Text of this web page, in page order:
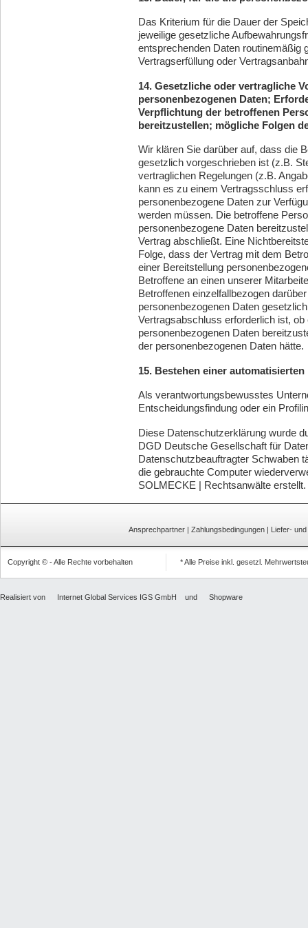
Das Kriterium für die Dauer der
jeweilige gesetzliche
entsprechenden Daten routinemäßig
Vertragserfüllung oder
14. Gesetzliche oder vertragliche
personenbezogenen Daten;
Verpflichtung der betroffenen
bereitzustellen; mögliche Folgen
Wir klären Sie darüber auf, dass die
gesetzlich vorgeschrieben ist (z.B.
vertraglichen Regelungen (z.B.
kann es zu einem Vertragsschluss
personenbezogene Daten zur
werden müssen. Die betroffene
personenbezogene Daten
Vertrag abschließt. Eine
Folge, dass der Vertrag mit dem
einer Bereitstellung
Betroffene an einen unserer
Betroffenen einzelfallbezogen
personenbezogenen Daten
Vertragsabschluss erforderlich ist,
personenbezogenen Daten
der personenbezogenen Daten hätte.
15. Bestehen einer
Als verantwortungsbewusstes
Entscheidungsfindung oder ein
Diese Datenschutzerklärung wurde
DGD Deutsche Gesellschaft für
Datenschutzbeauftragter Schwaben
die gebrauchte Computer
SOLMECKE | Rechtsanwälte erstellt.
Ansprechpartner | Zahlungsbedingungen | Liefer-
Copyright © - Alle Rechte vorbehalten * Alle Preise inkl. gesetzl.
Realisiert von Internet Global Services IGS GmbH und Shopware